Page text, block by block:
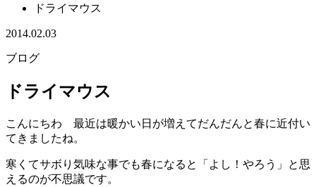
ドライマウス
2014.02.03
ブログ
ドライマウス
こんにちわ 最近は暖かい日が増えてだんだんと春に近付い
てきましたね。
寒くてサボり気味な事でも春になると「よし！やろう」と思
えるのが不思議です。